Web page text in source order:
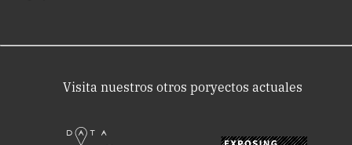
Visita nuestros otros poryectos actuales